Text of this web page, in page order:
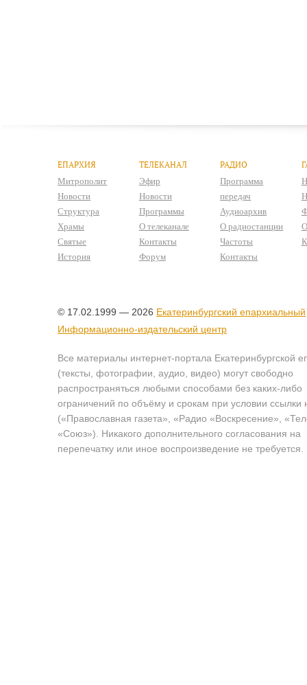
ЕПАРХИЯ
Митрополит
Новости
Структура
Храмы
Святые
История
ТЕЛЕКАНАЛ
Эфир
Новости
Программы
О телеканале
Контакты
Форум
РАДИО
Программа
передач
Аудиоархив
О радиостанции
Частоты
Контакты
© 17.02.1999 — 2026 Екатеринбургский епархиальный
Информационно-издательский центр
Все материалы интернет-портала Екатеринбургской
(тексты, фотографии, аудио, видео) могут свободно
распространяться любыми способами без каких-либо
ограничений по объёму и срокам при условии ссылки
(«Православная газета», «Радио «Воскресение»,
«Союз»). Никакого дополнительного согласования на
перепечатку или иное воспроизведение не требуется.